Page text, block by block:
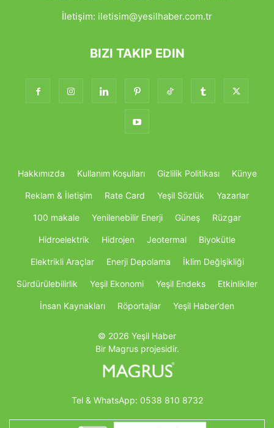
İletişim: iletisim@yesilhaber.com.tr
BIZI TAKIP EDIN
Hakkımızda Kullanım Koşulları Gizlilik Politikası Künye
Reklam & İletişim Rate Card Yeşil Sözlük Yazarlar
100 makale Yenilenebilir Enerji Güneş Rüzgar
Hidroelektrik Hidrojen Jeotermal Biyokütle
Elektrikli Araçlar Enerji Depolama İklim Değişikliği
Sürdürülebilirlik Yeşil Ekonomi Yeşil Endeks Etkinlikller
İnsan Kaynakları Röportajlar Yeşil Haber’den
© 2026 Yeşil Haber
Bir Magrus projesidir.
Tel & WhatsApp: 0538 810 8732